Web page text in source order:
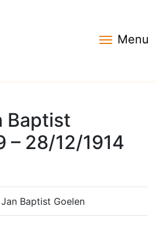
Menu
Baptist
– 28/12/1914
Jan Baptist Goelen